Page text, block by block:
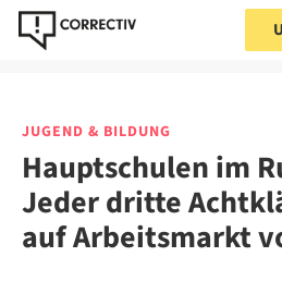
JUGEND & BILDUNG
Hauptschulen im
Jeder dritte
auf Arbeitsmarkt